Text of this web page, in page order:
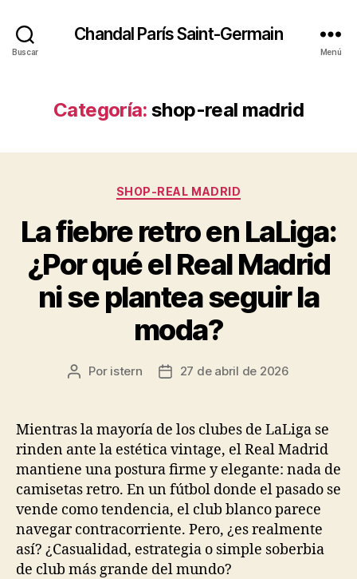
Buscar
Chandal París Saint-Germain
Menú
Categoría: shop-real madrid
Categorías
SHOP-REAL MADRID
La fiebre retro en LaLiga:
¿Por qué el Real Madrid
ni se plantea seguir la
moda?
Autor
entrada
Por istern
Fecha
entrada
27 de abril de 2026
Mientras la mayoría de los clubes de LaLiga se
rinden ante la estética vintage, el Real Madrid
mantiene una postura firme y elegante: nada de
camisetas retro. En un fútbol donde el pasado se
vende como tendencia, el club blanco parece
navegar contracorriente. Pero, ¿es realmente
así? ¿Casualidad, estrategia o simple soberbia
de club más grande del mundo?